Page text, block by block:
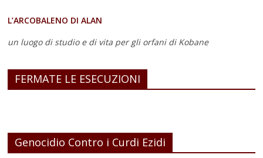
L’ARCOBALENO DI ALAN
un luogo di studio e di vita per gli orfani di Kobane
FERMATE LE ESECUZIONI
Genocidio Contro i Curdi Ezidi